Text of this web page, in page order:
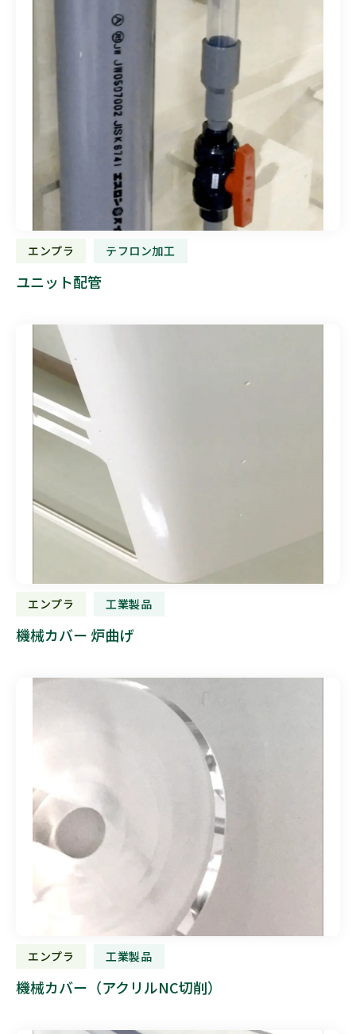
エンプラ テフロン加工
ユニット配管
エンプラ 工業製品
機械カバー 炉曲げ
エンプラ 工業製品
機械カバー（アクリルNC切削）